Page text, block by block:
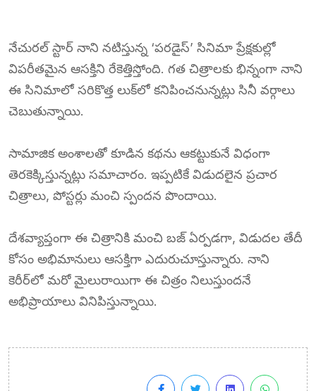
నేచురల్ స్టార్ నాని నటిస్తున్న ‘పరడైస్’ సినిమా ప్రేక్షకుల్లో
విపరీతమైన ఆసక్తిని రేకెత్తిస్తోంది. గత చిత్రాలకు భిన్నంగా నాని
ఈ సినిమాలో సరికొత్త లుక్‌లో కనిపించనున్నట్లు సినీ వర్గాలు
చెబుతున్నాయి.
సామాజిక అంశాలతో కూడిన కథను ఆకట్టుకునే విధంగా
తెరకెక్కిస్తున్నట్లు సమాచారం. ఇప్పటికే విడుదలైన ప్రచార
చిత్రాలు, పోస్టర్లు మంచి స్పందన పొందాయి.
దేశవ్యాప్తంగా ఈ చిత్రానికి మంచి బజ్ ఏర్పడగా, విడుదల తేదీ
కోసం అభిమానులు ఆసక్తిగా ఎదురుచూస్తున్నారు. నాని
కెరీర్‌లో మరో మైలురాయిగా ఈ చిత్రం నిలుస్తుందనే
అభిప్రాయాలు వినిపిస్తున్నాయి.